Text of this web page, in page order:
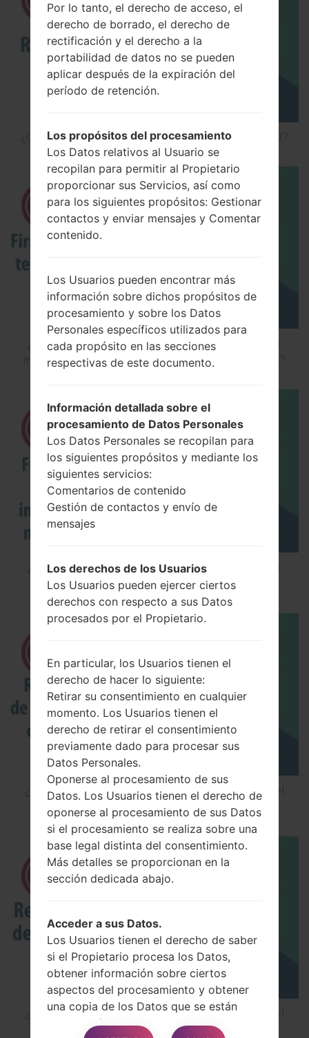
¿Cómo hacer Reinicio Completo en LG G5 H850?
¿Cómo instalar Firmware Oficial en el teléfono
inteligente de LG mediante LG Flash Tool 2014?
¿Cómo instalar Firmware Oficial en el teléfono
inteligente de LG mediante LG UP?
¿Cómo restablecer datos de fábrica a través del
código en LG Cookie Smart T375?
¿Cómo restablecer datos de fábrica a través del
menú en LG G5 H850?
Por lo tanto, el derecho de acceso, el
derecho de borrado, el derecho de
rectificación y el derecho a la
portabilidad de datos no se pueden
aplicar después de la expiración del
período de retención.
Los propósitos del procesamiento
Los Datos relativos al Usuario se
recopilan para permitir al Propietario
proporcionar sus Servicios, así como
para los siguientes propósitos: Gestionar
contactos y enviar mensajes y Comentar
contenido.
Los Usuarios pueden encontrar más
información sobre dichos propósitos de
procesamiento y sobre los Datos
Personales específicos utilizados para
cada propósito en las secciones
respectivas de este documento.
Información detallada sobre el
procesamiento de Datos Personales
Los Datos Personales se recopilan para
los siguientes propósitos y mediante los
siguientes servicios:
Comentarios de contenido
Gestión de contactos y envío de
mensajes
Los derechos de los Usuarios
Los Usuarios pueden ejercer ciertos
derechos con respecto a sus Datos
procesados por el Propietario.
En particular, los Usuarios tienen el
derecho de hacer lo siguiente:
Retirar su consentimiento en cualquier
momento. Los Usuarios tienen el
derecho de retirar el consentimiento
previamente dado para procesar sus
Datos Personales.
Oponerse al procesamiento de sus
Datos. Los Usuarios tienen el derecho de
oponerse al procesamiento de sus Datos
si el procesamiento se realiza sobre una
base legal distinta del consentimiento.
Más detalles se proporcionan en la
sección dedicada abajo.
Acceder a sus Datos.
Los Usuarios tienen el derecho de saber
si el Propietario procesa los Datos,
obtener información sobre ciertos
aspectos del procesamiento y obtener
una copia de los Datos que se están
procesando.